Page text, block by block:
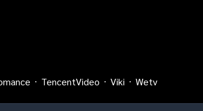
TencentVideo Viki Wetv